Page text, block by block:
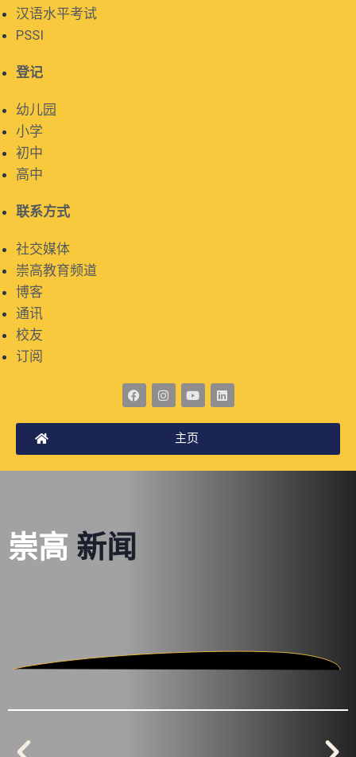
汉语水平考试
PSSI
登记
幼儿园
小学
初中
高中
联系方式
社交媒体
崇高教育频道
博客
通讯
校友
订阅
主页
崇高 新闻